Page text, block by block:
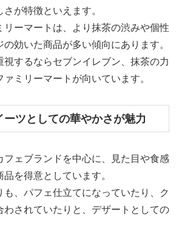
が特徴といえます。
リーマートは、より抹茶の渋みや個性
効いた商品が多い傾向にあります。
視するならセブンイレブン、抹茶の力
ミリーマートが向いています。
ーツとしての華やかさが魅力
フェブランドを中心に、見た目や食感
を得意としています。
、パフェ仕立てになっていたり、ク
わされていたりと、デザートとしての